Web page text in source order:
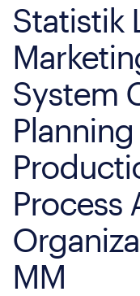
Statistik
System
Process
MM